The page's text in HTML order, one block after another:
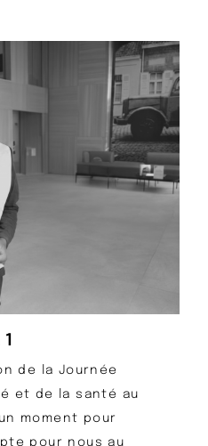
de la Journée
et de la santé au
moment pour
pour nous au